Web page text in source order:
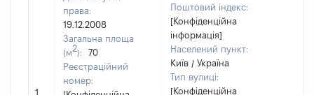
1
права:
19.12.2008
Загальна площа
(м2):
70
Реєстраційний
номер:
Поштовий індекс:
[Конфіденційна
інформація]
Населений пункт:
Київ / Україна
Тип вулиці:
[Конфіденційна